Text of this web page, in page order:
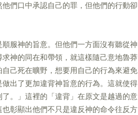
們口中承認自己的罪，但他們的行動卻
服神的旨意。但他們一方面沒有聽從神
神的同在和帶領，就這樣隨己意地魯莽
己死在曠野，想要用自己的行為來避免
出了更加違背神旨意的行為。這就使得
。」這裡的「違背」在原文是越過的意
彰顯出他們不只是違反神的命令往反方